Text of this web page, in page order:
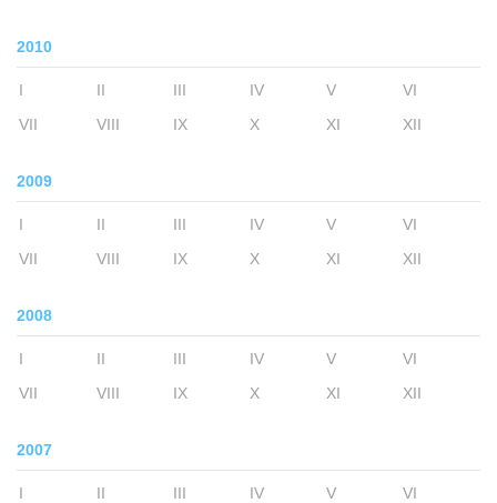
2010
I II III IV V
VI
VII
VIII IX X XI XII
2009
I II III IV V
VI
VII
VIII IX X XI XII
2008
I II III IV V
VI
VII
VIII IX X XI XII
2007
I II III IV V
VI